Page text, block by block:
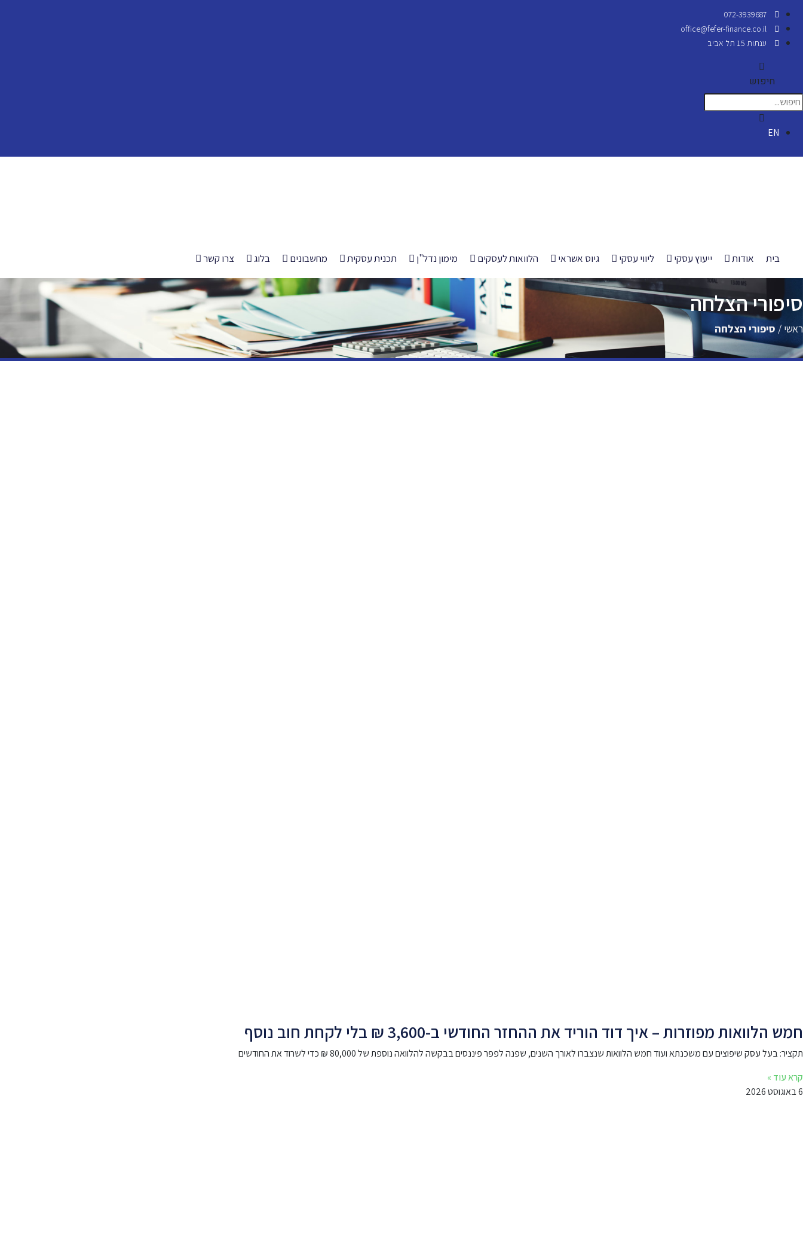
072-3939687
office@fefer-finance.co.il
ענתות 15 תל אביב
חיפוש
EN
בית אודות ייעוץ עסקי ליווי עסקי גיוס אשראי הלוואות לעסקים מימון נדל"ן תכנית עסקית מחשבונים בלוג צרו קשר
סיפורי הצלחה
ראשי / סיפורי הצלחה
חמש הלוואות מפוזרות – איך דוד הוריד את ההחזר החודשי ב-3,600 ₪ בלי לקחת חוב נוסף
תקציר: בעל עסק שיפוצים עם משכנתא ועוד חמש הלוואות שנצברו לאורך השנים, שפנה לפפר פיננסים בבקשה להלוואה נוספת של 80,000 ₪ כדי לשרוד את החודשים
קרא עוד »
6 באוגוסט 2026